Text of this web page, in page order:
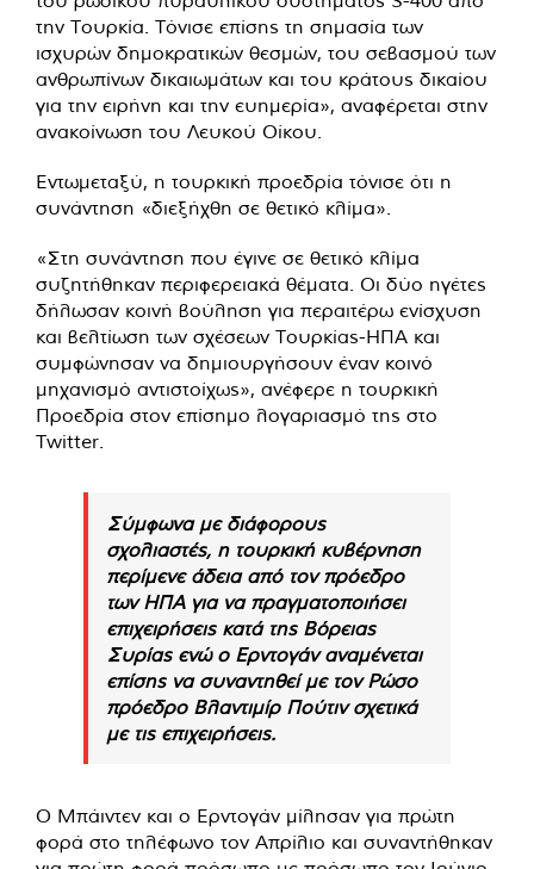
την Τουρκία. Τόνισε επίσης τη σημασία των
ισχυρών δημοκρατικών θεσμών, του σεβασμού των
ανθρωπίνων δικαιωμάτων και του κράτους δικαίου
για την ειρήνη και την ευημερία», αναφέρεται στην
ανακοίνωση του Λευκού Οίκου.
Εντωμεταξύ, η τουρκική προεδρία τόνισε ότι η
συνάντηση «διεξήχθη σε θετικό κλίμα».
«Στη συνάντηση που έγινε σε θετικό κλίμα
συζητήθηκαν περιφερειακά θέματα. Οι δύο ηγέτες
δήλωσαν κοινή βούληση για περαιτέρω ενίσχυση
και βελτίωση των σχέσεων Τουρκίας-ΗΠΑ και
συμφώνησαν να δημιουργήσουν έναν κοινό
μηχανισμό αντιστοίχως», ανέφερε η τουρκική
Προεδρία στον επίσημο λογαριασμό της στο
Twitter.
Σύμφωνα με διάφορους
σχολιαστές, η τουρκική κυβέρνηση
περίμενε άδεια από τον πρόεδρο
των ΗΠΑ για να πραγματοποιήσει
επιχειρήσεις κατά της Βόρειας
Συρίας ενώ ο Ερντογάν αναμένεται
επίσης να συναντηθεί με τον Ρώσο
πρόεδρο Βλαντιμίρ Πούτιν σχετικά
με τις επιχειρήσεις.
Ο Μπάιντεν και ο Ερντογάν μίλησαν για πρώτη
φορά στο τηλέφωνο τον Απρίλιο και συναντήθηκαν